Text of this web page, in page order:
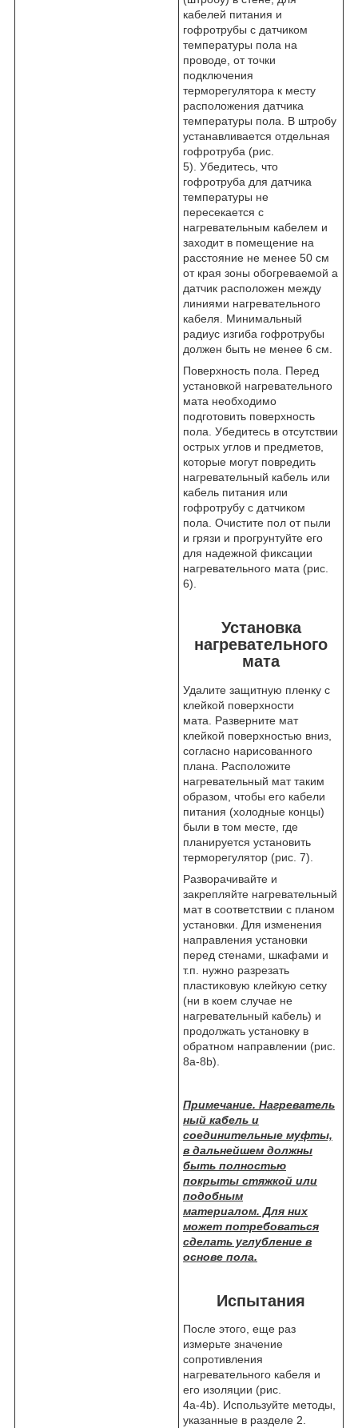
кабелей питания и
гофротрубы с датчиком
температуры пола на
проводе, от точки
подключения
терморегулятора к месту
расположения датчика
температуры пола. В штробу
устанавливается отдельная
гофротруба (рис.
5). Убедитесь, что
гофротруба для датчика
температуры не
пересекается с
нагревательным кабелем и
заходит в помещение на
расстояние не менее 50 см
от края зоны обогреваемой а
датчик расположен между
линиями нагревательного
кабеля. Минимальный
радиус изгиба гофротрубы
должен быть не менее 6 см.
Поверхность пола. Перед
установкой нагревательного
мата необходимо
подготовить поверхность
пола. Убедитесь в отсутствии
острых углов и предметов,
которые могут повредить
нагревательный кабель или
кабель питания или
гофротрубу с датчиком
пола. Очистите пол от пыли
и грязи и прогрунтуйте его
для надежной фиксации
нагревательного мата (рис.
6).
Установка
нагревательного
мата
Удалите защитную пленку с
клейкой поверхности
мата. Разверните мат
клейкой поверхностью вниз,
согласно нарисованного
плана. Расположите
нагревательный мат таким
образом, чтобы его кабели
питания (холодные концы)
были в том месте, где
планируется установить
терморегулятор (рис. 7).
Разворачивайте и
закрепляйте нагревательный
мат в соответствии с планом
установки. Для изменения
направления установки
перед стенами, шкафами и
т.п. нужно разрезать
пластиковую клейкую сетку
(ни в коем случае не
нагревательный кабель) и
продолжать установку в
обратном направлении (рис.
8а-8b).
Примечание. Нагреватель
ный кабель и
соединительные муфты,
в дальнейшем должны
быть полностью
покрыты стяжкой или
подобным
материалом. Для них
может потребоваться
сделать углубление в
основе пола.
Испытания
После этого, еще раз
измерьте значение
сопротивления
нагревательного кабеля и
его изоляции (рис.
4а-4b). Используйте методы,
указанные в разделе 2.